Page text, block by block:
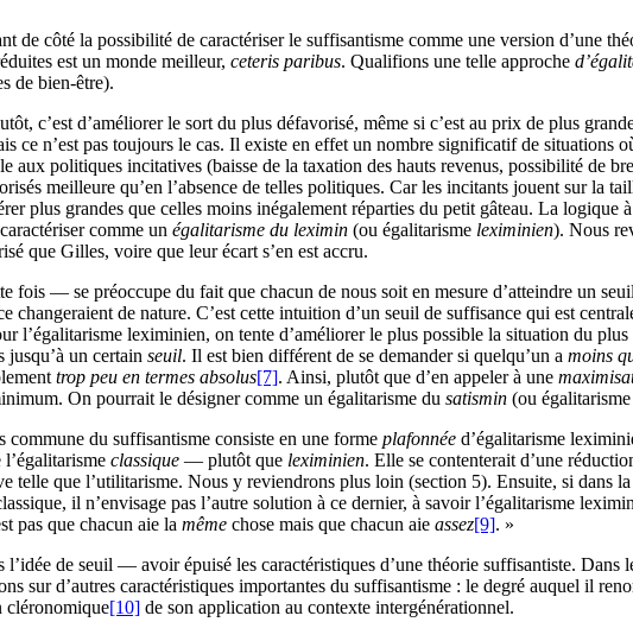
de côté la possibilité de caractériser le suffisantisme comme une version d’une
est un monde meilleur, ceteris paribus. Qualifions une telle approche
de bien-être).
c’est d’améliorer le sort du plus défavorisé, même si c’est au prix de plus
ce n’est pas toujours le cas. Il existe en effet un nombre significatif de situations
aux politiques incitatives (baisse de la taxation des hauts revenus, possibilité de
meilleure qu’en l’absence de telles politiques. Car les incitants jouent sur la
plus grandes que celles moins inégalement réparties du petit gâteau. La
comme un égalitarisme du leximin (ou égalitarisme leximinien). Nous
que Gilles, voire que leur écart s’en est accru.
fois — se préoccupe du fait que chacun de nous soit en mesure d’atteindre un
changeraient de nature. C’est cette intuition d’un seuil de suffisance qui est
l’égalitarisme leximinien, on tente d’améliorer le plus possible la situation du plus
un certain seuil. Il est bien différent de se demander si quelqu’un a moins
trop peu en termes absolus[7]. Ainsi, plutôt que d’en appeler à une
On pourrait le désigner comme un égalitarisme du satismin (ou égalitarisme
du suffisantisme consiste en une forme plafonnée d’égalitarisme
classique — plutôt que leximinien. Elle se contenterait d’une
telle que l’utilitarisme. Nous y reviendrons plus loin (section 5). Ensuite, si
il n’envisage pas l’autre solution à ce dernier, à savoir l’égalitarisme
pas que chacun aie la même chose mais que chacun aie assez[9]. »
de seuil — avoir épuisé les caractéristiques d’une théorie suffisantiste. Dans
sur d’autres caractéristiques importantes du suffisantisme : le degré auquel il
cléronomique[10] de son application au contexte intergénérationnel.